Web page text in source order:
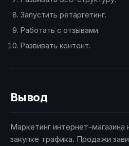
Запустить ретаргетинг.
Работать с отзывами.
Развивать контент.
Вывод
Маркетинг интернет-магазина
закупке трафика. Продажи